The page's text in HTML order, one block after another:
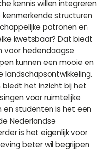
kennis willen integreren
kenmerkende structuren
patronen en
kwetsbaar? Dat biedt
voor hedendaagse
kunnen een mooie en
landschapsontwikkeling.
biedt het inzicht bij het
voor ruimtelijke
en studenten is het een
Nederlandse
is het eigenlijk voor
beter wil begrijpen